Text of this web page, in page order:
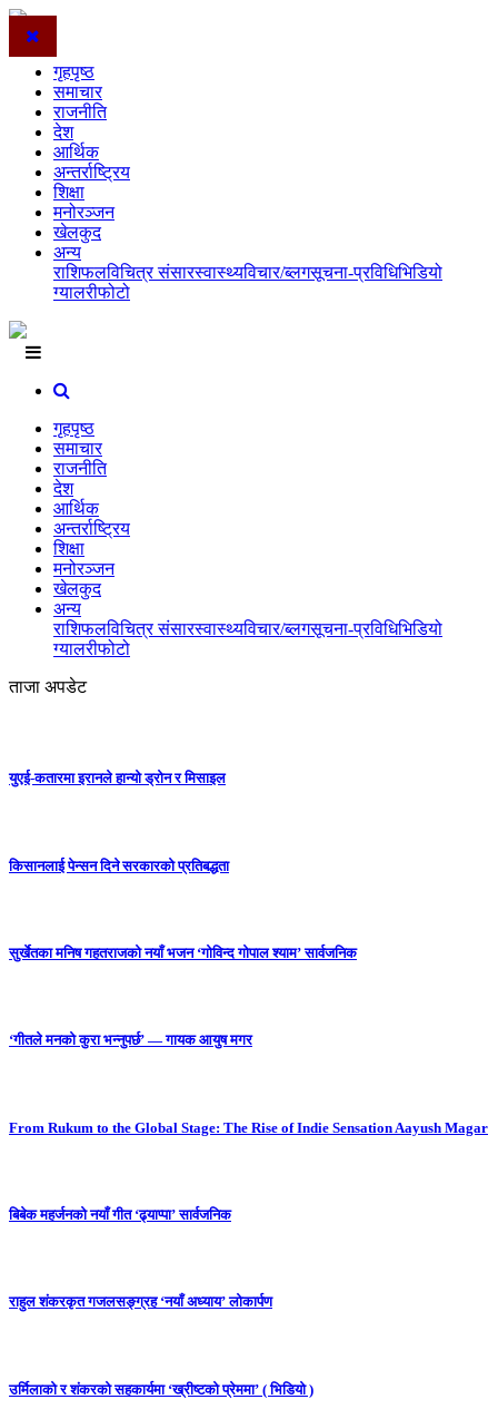
गृहपृष्ठ
समाचार
राजनीति
देश
आर्थिक
अन्तर्राष्ट्रिय
शिक्षा
मनोरञ्जन
खेलकुद
अन्य
राशिफलविचित्र संसारस्वास्थ्यविचार/ब्लगसूचना-प्रविधिभिडियो
ग्यालरीफोटो
गृहपृष्ठ
समाचार
राजनीति
देश
आर्थिक
अन्तर्राष्ट्रिय
शिक्षा
मनोरञ्जन
खेलकुद
अन्य
राशिफलविचित्र संसारस्वास्थ्यविचार/ब्लगसूचना-प्रविधिभिडियो
ग्यालरीफोटो
ताजा अपडेट
युएई-कतारमा इरानले हान्यो ड्रोन र मिसाइल
किसानलाई पेन्सन दिने सरकारको प्रतिबद्धता
सुर्खेतका मनिष गहतराजको नयाँ भजन ‘गोविन्द गोपाल श्याम’ सार्वजनिक
‘गीतले मनको कुरा भन्नुपर्छ’ — गायक आयुष मगर
From Rukum to the Global Stage: The Rise of Indie Sensation Aayush Magar
बिबेक महर्जनको नयाँ गीत ‘ढ्याप्पा’ सार्वजनिक
राहुल शंकरकृत गजलसङ्ग्रह ‘नयाँ अध्याय’ लोकार्पण
उर्मिलाको र शंकरको सहकार्यमा ‘ख्रीष्टको प्रेममा’ ( भिडियो )